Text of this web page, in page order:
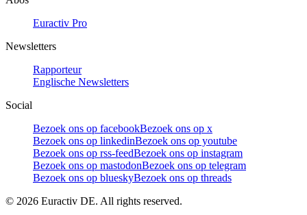
Euractiv Pro
Newsletters
Rapporteur
Englische Newsletters
Social
Bezoek ons op facebookBezoek ons op x
Bezoek ons op linkedinBezoek ons op youtube
Bezoek ons op rss-feedBezoek ons op instagram
Bezoek ons op mastodonBezoek ons op telegram
Bezoek ons op blueskyBezoek ons op threads
© 2026 Euractiv DE. All rights reserved.